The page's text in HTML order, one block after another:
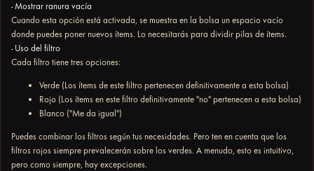
- Mostrar ranura vacía
Cuando esta opción está activada, se muestra en la bolsa un espacio vacío
donde puedes poner nuevos ítems. Lo necesitarás para dividir pilas de ítems.
- Uso del filtro
Cada filtro tiene tres opciones:
Verde (Los ítems de este filtro pertenecen definitivamente a esta bolsa)
Rojo (Los ítems en este filtro definitivamente ''no'' pertenecen a esta bolsa)
Blanco ("Me da igual")
Puedes combinar los filtros según tus necesidades. Pero ten en cuenta que los
filtros rojos siempre prevalecerán sobre los verdes. A menudo, esto es intuitivo,
pero como siempre, hay excepciones.